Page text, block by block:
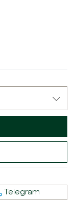
Telegram